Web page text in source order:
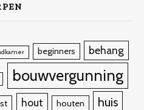
beginners behang
bouwvergunning
hout houten huis